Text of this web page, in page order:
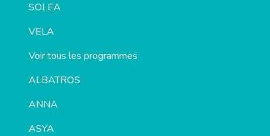
SOLEA
VELA
Voir tous les programmes
ALBATROS
ANNA
ASYA